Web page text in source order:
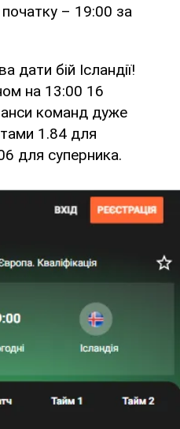
– 19:00 за
дати бій Ісландії!
на 13:00 16
команд дуже
1.84 для
для суперника.